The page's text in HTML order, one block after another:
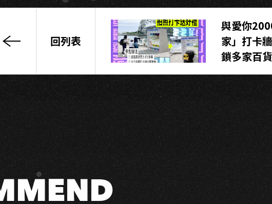
會
員
專
屬
夏
季
限
時
福
利
一
回列表
與愛你
家」打卡
鎖多家百